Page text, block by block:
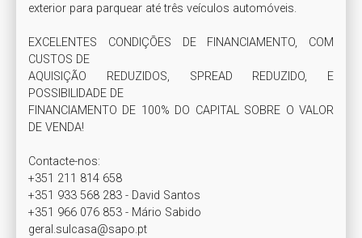
exterior para parquear até três veículos automóveis.
EXCELENTES CONDIÇÕES DE FINANCIAMENTO, COM
CUSTOS DE
AQUISIÇÃO REDUZIDOS, SPREAD REDUZIDO, E
POSSIBILIDADE DE
FINANCIAMENTO DE 100% DO CAPITAL SOBRE O VALOR
DE VENDA!
Contacte-nos:
+351 211 814 658
+351 933 568 283 - David Santos
+351 966 076 853 - Mário Sabido
geral.sulcasa@sapo.pt